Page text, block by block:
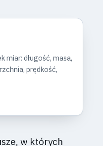
miar: długość, masa,
prędkość,
w których